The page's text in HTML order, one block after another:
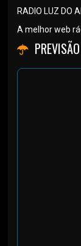
RADIO LUZ DO
A melhor web